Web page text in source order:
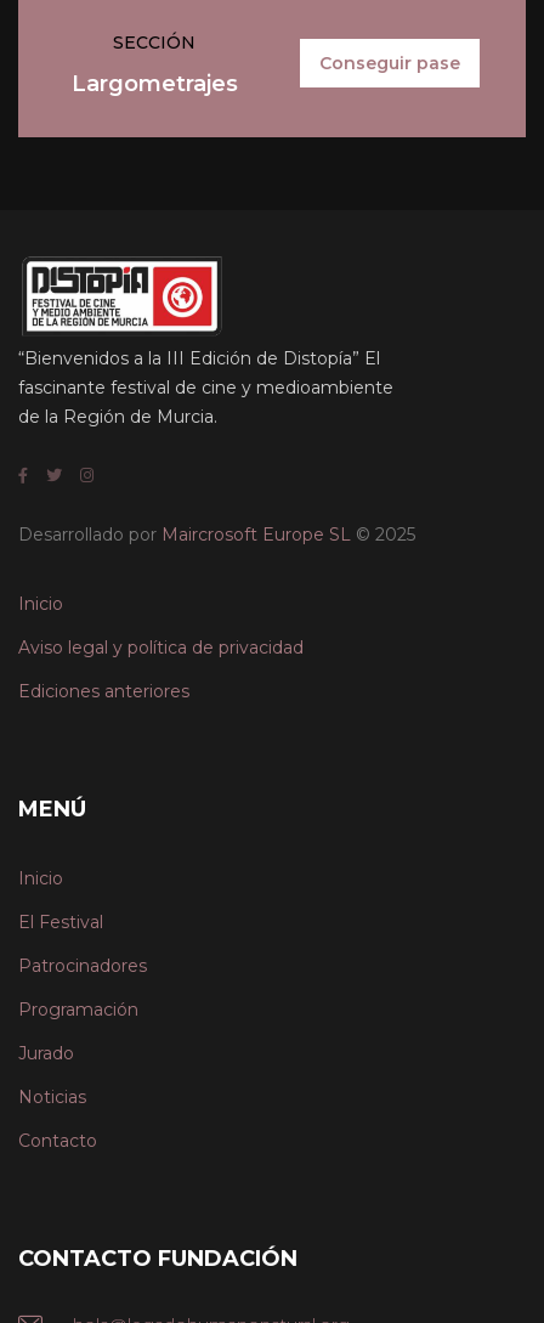
SECCIÓN
Largometrajes
Conseguir pase
“Bienvenidos a la III Edición de Distopía” El
fascinante festival de cine y medioambiente
de la Región de Murcia.
Desarrollado por Maircrosoft Europe SL © 2025
Inicio
Aviso legal y política de privacidad
Ediciones anteriores
MENÚ
Inicio
El Festival
Patrocinadores
Programación
Jurado
Noticias
Contacto
CONTACTO FUNDACIÓN